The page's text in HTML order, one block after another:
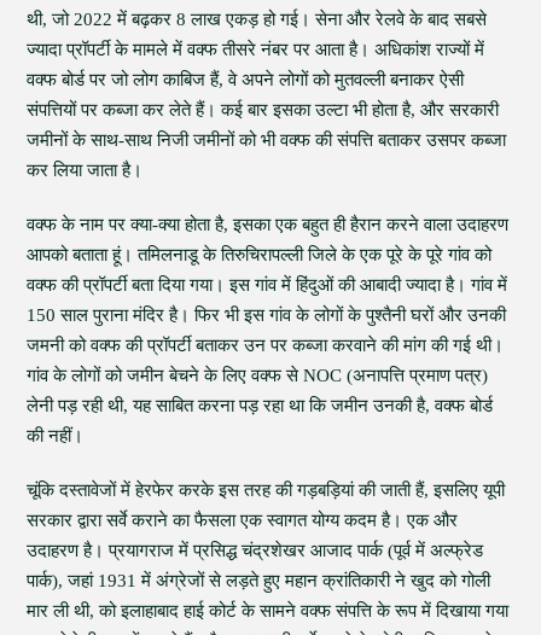
थी, जो 2022 में बढ़कर 8 लाख एकड़ हो गई। सेना और रेलवे के बाद सबसे
ज्यादा प्रॉपर्टी के मामले में वक्फ तीसरे नंबर पर आता है। अधिकांश राज्यों में
वक्फ बोर्ड पर जो लोग काबिज हैं, वे अपने लोगों को मुतवल्ली बनाकर ऐसी
संपत्तियों पर कब्जा कर लेते हैं। कई बार इसका उल्टा भी होता है, और सरकारी
जमीनों के साथ-साथ निजी जमीनों को भी वक्फ की संपत्ति बताकर उसपर कब्जा
कर लिया जाता है।
वक्फ के नाम पर क्या-क्या होता है, इसका एक बहुत ही हैरान करने वाला उदाहरण
आपको बताता हूं। तमिलनाडू के तिरुचिरापल्ली जिले के एक पूरे के पूरे गांव को
वक्फ की प्रॉपर्टी बता दिया गया। इस गांव में हिंदुओं की आबादी ज्यादा है। गांव में
150 साल पुराना मंदिर है। फिर भी इस गांव के लोगों के पुश्तैनी घरों और उनकी
जमनी को वक्फ की प्रॉपर्टी बताकर उन पर कब्जा करवाने की मांग की गई थी।
गांव के लोगों को जमीन बेचने के लिए वक्फ से NOC (अनापत्ति प्रमाण पत्र)
लेनी पड़ रही थी, यह साबित करना पड़ रहा था कि जमीन उनकी है, वक्फ बोर्ड
की नहीं।
चूंकि दस्तावेजों में हेरफेर करके इस तरह की गड़बड़ियां की जाती हैं, इसलिए यूपी
सरकार द्वारा सर्वे कराने का फैसला एक स्वागत योग्य कदम है। एक और
उदाहरण है। प्रयागराज में प्रसिद्ध चंद्रशेखर आजाद पार्क (पूर्व में अल्फ्रेड
पार्क), जहां 1931 में अंग्रेजों से लड़ते हुए महान क्रांतिकारी ने खुद को गोली
मार ली थी, को इलाहाबाद हाई कोर्ट के सामने वक्फ संपत्ति के रूप में दिखाया गया